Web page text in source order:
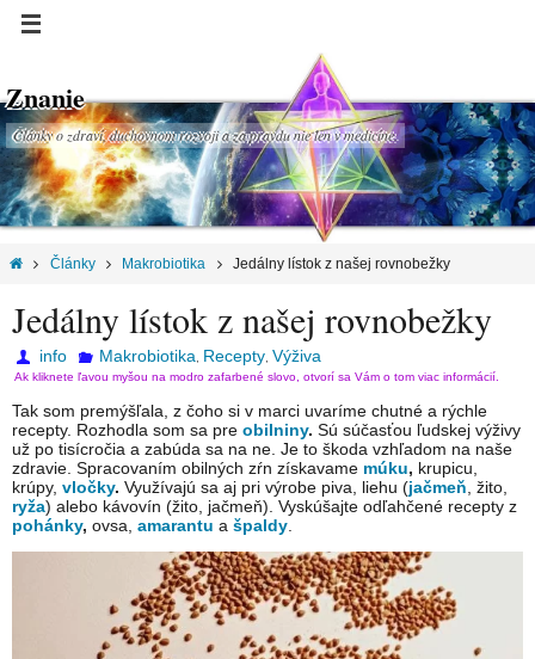
Znanie
Články o zdraví, duchovnom rozvoji a za pravdu nie len v medicíne.
Články Makrobiotika Jedálny lístok z našej rovnobežky
Jedálny lístok z našej rovnobežky
info Makrobiotika Recepty, Výživa
Ak kliknete ľavou myšou na modro zafarbené slovo, otvorí sa Vám o tom viac informácií.
Tak som premýšľala, z čoho si v marci uvaríme chutné a rýchle
recepty. Rozhodla som sa pre obilniny. Sú súčasťou ľudskej výživy
už po tisícročia a zabúda sa na ne. Je to škoda vzhľadom na naše
zdravie. Spracovaním obilných zŕn získavame múku, krupicu,
krúpy, vločky. Využívajú sa aj pri výrobe piva, liehu (jačmeň , žito,
ryža) alebo kávovín (žito, jačmeň). Vyskúšajte odľahčené recepty z
pohánky, ovsa, amarantu a špaldy